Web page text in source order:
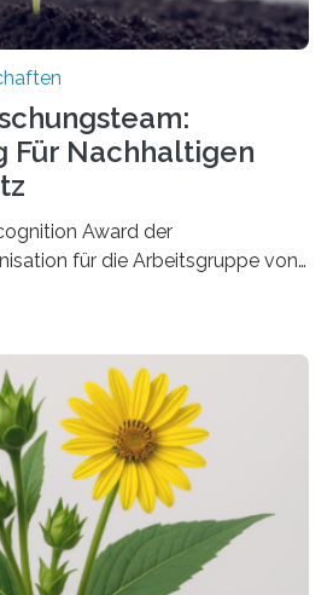
Für Nachhaltigen
Award der
für die Arbeitsgruppe von
der JLU Insekten spielen eine
und der Landwirtschaft
Schäden zufügen. Es ist
effektiv zu
gleichzeitig nützliche Insekten
Justus-Liebig-Universität
die Arbeitsgruppe von Prof. Dr.
Institut für
neue biologische und